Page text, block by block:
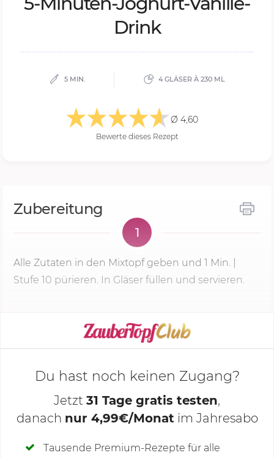
Drink
5 MIN. 4 GLÄSER À 230 ML
Ø 4,60
Bewerte dieses Rezept
Zubereitung
1
Alle Zutaten in den Mixtopf geben und 1 Min.
Stufe 10 pürieren. In Gläser füllen und servieren.
KOCHMODUS STARTEN
Deine Notizen
Du hast noch keinen Zugang?
Jetzt 31 Tage gratis testen,
danach nur 4,99€/Monat im Jahresabo
Tausende Premium-Rezepte für alle